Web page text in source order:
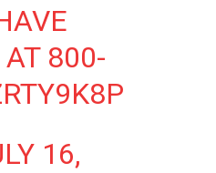
AT 800-
16,